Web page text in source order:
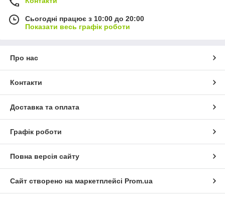
Сьогодні працює з 10:00 до 20:00
Показати весь графік роботи
Про нас
Контакти
Доставка та оплата
Графік роботи
Повна версія сайту
Сайт створено на маркетплейсі Prom.ua